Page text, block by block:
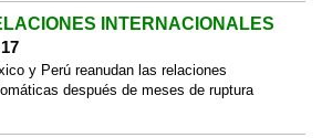
INTERNACIONALES
y Perú reanudan las relaciones
después de meses de ruptura